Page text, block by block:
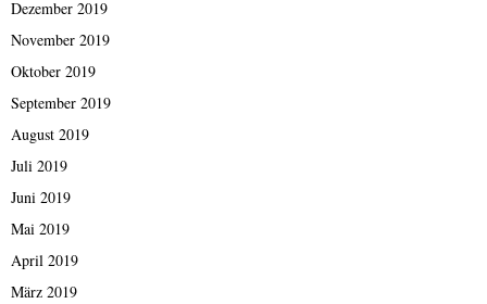
Dezember 2019
November 2019
Oktober 2019
September 2019
August 2019
Juli 2019
Juni 2019
Mai 2019
April 2019
März 2019